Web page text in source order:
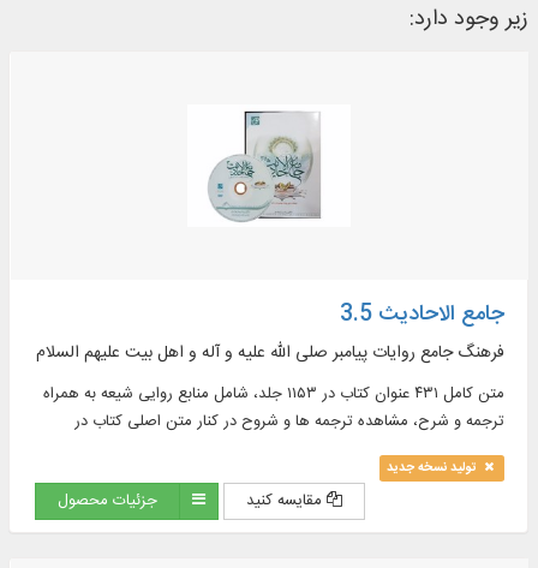
زیر وجود دارد:
جامع الاحادیث 3.5
فرهنگ جامع روایات پیامبر صلی الله علیه و آله و اهل بیت علیهم السلام
متن کامل ۴۳۱ عنوان کتاب در ۱۱۵۳ جلد، شامل منابع روایی شیعه به همراه
ترجمه و شرح، مشاهده ترجمه ها و شروح در کنار متن اصلی کتاب در
موضوعات : اخلاق، ادعیه، تاریخ، تفسیر و ...
تولید نسخه جدید
مقایسه کنید جزئیات محصول